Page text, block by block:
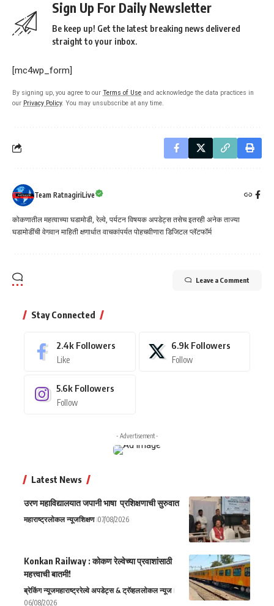
Sign Up For Daily Newsletter
Be keep up! Get the latest breaking news delivered
straight to your inbox.
[mc4wp_form]
By signing up, you agree to our Terms of Use and acknowledge the data practices in
our Privacy Policy. You may unsubscribe at any time.
Team RatnagiriLive
कोकणातील महत्वाच्या घडामोडी, रेल्वे, पर्यटन विषयक अपडेट्स तसेच इतरही अनेक ताज्या
घडामोडींची वेगवान माहिती क्षणार्धात वाचकांपर्यत पोहचवीणारा डिजिटल प्लॅटफॉर्म
Leave a Comment
Stay Connected
2.4k Followers
Like
6.9k Followers
Follow
5.6k Followers
Follow
- Advertisement -
Latest News
उरण महाविद्यालयात जपानी भाषा प्रशिक्षणाची सुरुवात
महाराष्ट्रलोकल न्यूजशिक्षण 07/08/2026
Konkan Railway : कोकण रेल्वेच्या प्रवाशांसाठी
महत्त्वाची बातमी!
ब्रेकिंग न्यूजमहाराष्ट्ररेल्वे अपडेट्स & ट्रॅव्हललोकल न्यूज
06/08/2026